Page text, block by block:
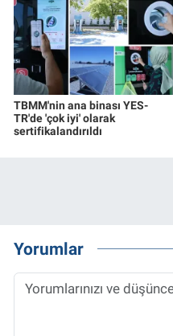
TBMM'nin ana binası YES-
TR'de 'çok iyi' olarak
sertifikalandırıldı
Yorumlar